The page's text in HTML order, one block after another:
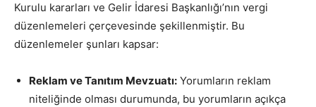
Kurulu kararları ve Gelir İdaresi Başkanlığı’nın vergi
düzenlemeleri çerçevesinde şekillenmiştir. Bu
düzenlemeler şunları kapsar:
Reklam ve Tanıtım Mevzuatı: Yorumların reklam
niteliğinde olması durumunda, bu yorumların açıkça